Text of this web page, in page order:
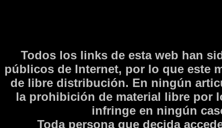
Todos los links de esta web han
públicos de Internet, por lo que este
de libre distribución. En ningún
la prohibición de material libre por
infringe en ningún
Toda persona que decida